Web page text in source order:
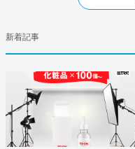
新着記事